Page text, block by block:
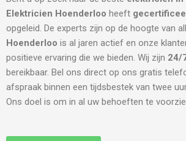
Elektricien Hoenderloo heeft
opgeleid. De experts zijn op de hoogte van
Hoenderloo is al jaren actief en onze
positieve ervaring die we bieden. Wij zijn 24/
bereikbaar. Bel ons direct op ons gratis
afspraak binnen een tijdsbestek van twee
Ons doel is om in al uw behoeften te